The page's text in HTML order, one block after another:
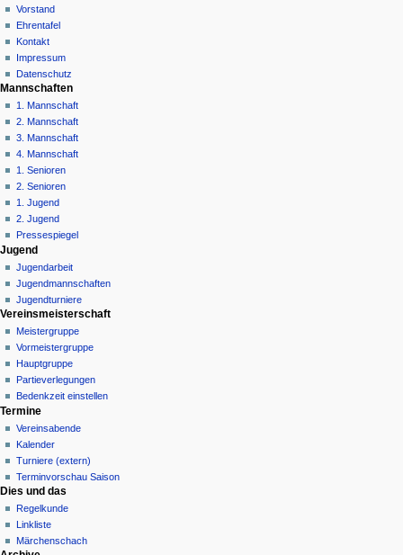
g
a
i
o
n
s
m
e
n
ü
Quelltext
anzeigen
Versionsgeschichte
Vorstand
Ehrentafel
Kontakt
Impressum
Datenschutz
Mannschaften
1. Mannschaft
2. Mannschaft
3. Mannschaft
4. Mannschaft
1. Senioren
2. Senioren
1. Jugend
2. Jugend
Pressespiegel
Jugend
Jugendarbeit
Jugendmannschaften
Jugendturniere
Vereinsmeisterschaft
Meistergruppe
Vormeistergruppe
Hauptgruppe
Partieverlegungen
Bedenkzeit einstellen
Termine
Vereinsabende
Kalender
Turniere (extern)
Terminvorschau Saison
Dies und das
Regelkunde
Linkliste
Märchenschach